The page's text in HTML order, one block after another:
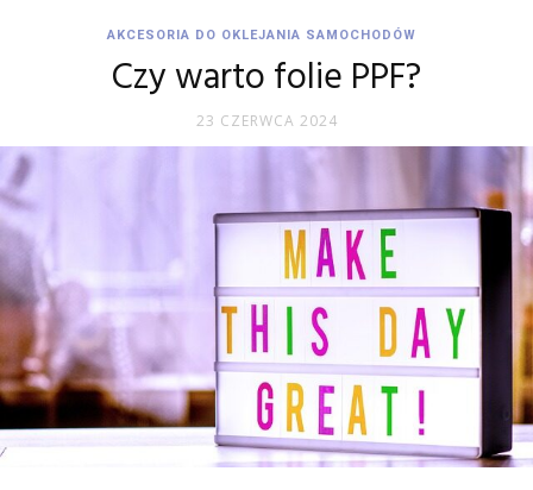
AKCESORIA DO OKLEJANIA SAMOCHODÓW
Czy warto folie PPF?
23 CZERWCA 2024